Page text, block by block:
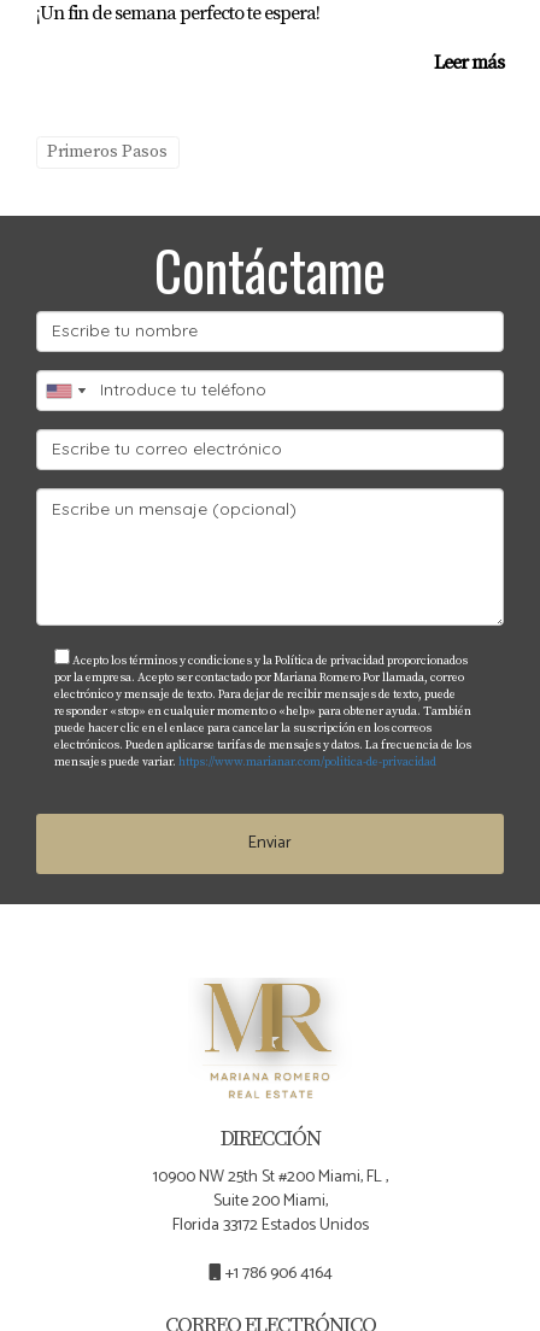
¡Un fin de semana perfecto te espera!
Leer más
Primeros Pasos
Contáctame
Acepto los términos y condiciones y la Política de privacidad proporcionados
por la empresa. Acepto ser contactado por Mariana Romero Por llamada, correo
electrónico y mensaje de texto. Para dejar de recibir mensajes de texto, puede
responder «stop» en cualquier momento o «help» para obtener ayuda. También
puede hacer clic en el enlace para cancelar la suscripción en los correos
electrónicos. Pueden aplicarse tarifas de mensajes y datos. La frecuencia de los
mensajes puede variar. https://www.marianar.com/politica-de-privacidad
Enviar
DIRECCIÓN
10900 NW 25th St #200 Miami, FL ,
Suite 200 Miami,
Florida 33172 Estados Unidos
+1 786 906 4164
CORREO ELECTRÓNICO